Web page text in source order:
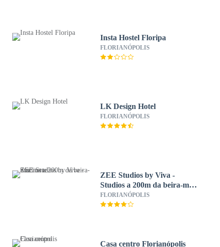
Insta Hostel Floripa
FLORIANÓPOLIS
LK Design Hotel
FLORIANÓPOLIS
ZEE Studios by Viva -
Studios a 200m da beira-mar
norte
FLORIANÓPOLIS
Casa centro Florianópolis